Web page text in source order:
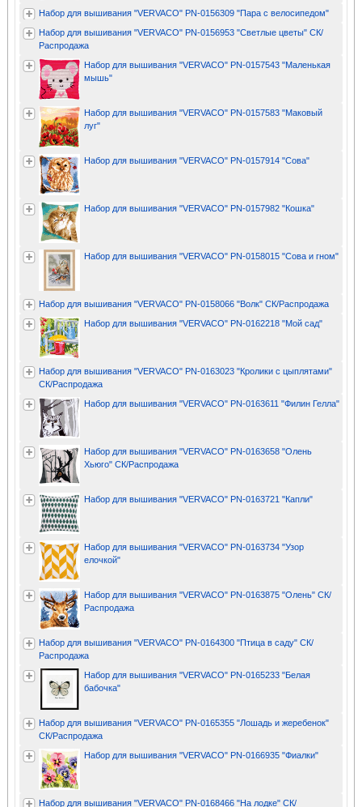
Набор для вышивания "VERVACO" PN-0156309 "Пара с велосипедом"
Набор для вышивания "VERVACO" PN-0156953 "Светлые цветы" СК/
Распродажа
Набор для вышивания "VERVACO" PN-0157543 "Маленькая
мышь"
Набор для вышивания "VERVACO" PN-0157583 "Маковый
луг"
Набор для вышивания "VERVACO" PN-0157914 "Сова"
Набор для вышивания "VERVACO" PN-0157982 "Кошка"
Набор для вышивания "VERVACO" PN-0158015 "Сова и гном"
Набор для вышивания "VERVACO" PN-0158066 "Волк" СК/Распродажа
Набор для вышивания "VERVACO" PN-0162218 "Мой сад"
Набор для вышивания "VERVACO" PN-0163023 "Кролики с цыплятами"
СК/Распродажа
Набор для вышивания "VERVACO" PN-0163611 "Филин Гелла"
Набор для вышивания "VERVACO" PN-0163658 "Олень
Хьюго" СК/Распродажа
Набор для вышивания "VERVACO" PN-0163721 "Капли"
Набор для вышивания "VERVACO" PN-0163734 "Узор
елочкой"
Набор для вышивания "VERVACO" PN-0163875 "Олень" СК/
Распродажа
Набор для вышивания "VERVACO" PN-0164300 "Птица в саду" СК/
Распродажа
Набор для вышивания "VERVACO" PN-0165233 "Белая
бабочка"
Набор для вышивания "VERVACO" PN-0165355 "Лошадь и жеребенок"
СК/Распродажа
Набор для вышивания "VERVACO" PN-0166935 "Фиалки"
Набор для вышивания "VERVACO" PN-0168466 "На лодке" СК/